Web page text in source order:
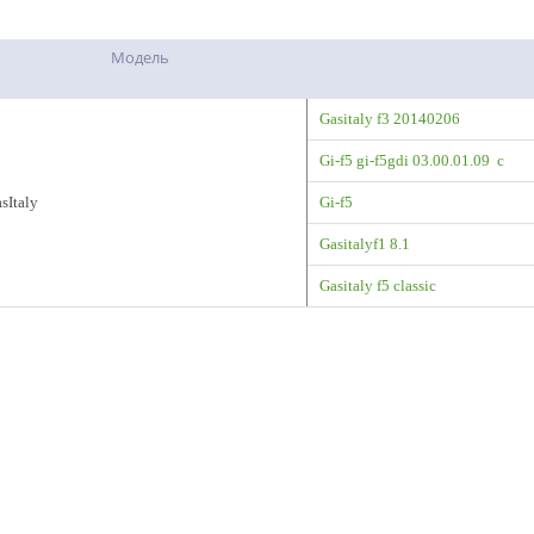
Модель
Gasitaly f3 20140206
Gi-f5 gi-f5gdi 03.00.01.09 c
Gi-f5
Gasitalyf1 8.1
Gasitaly f5 classic